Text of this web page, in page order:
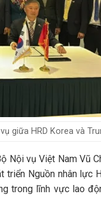
giữa HRD Korea và
Nội vụ Việt Nam Vũ
triển Nguồn nhân lực
trong lĩnh vực lao